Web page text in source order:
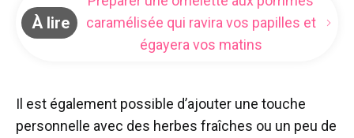
À lire
caramélisée qui ravira vos papilles et
égayera vos matins
Il est également possible d’ajouter une touche
personnelle avec des herbes fraîches ou un peu de